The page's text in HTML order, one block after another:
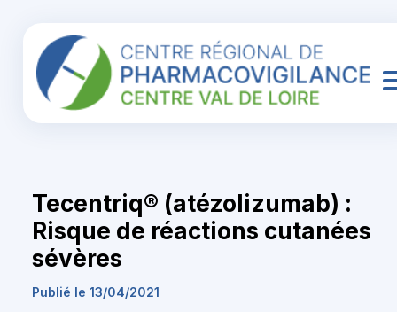
Tecentriq® (atézolizumab) :
Risque de réactions cutanées
sévères
Publié le 13/04/2021